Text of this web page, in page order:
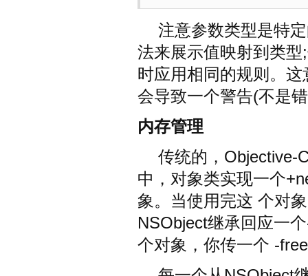
注意参数类型是特
法来展示值映射到类
时应用相同的规则。
会导致一个警告(不是
内存管理
传统的，Objective-
中，对象类实现一个
象。当使用完这 个对
NSObject继承回应一
个对象，你传一个 -